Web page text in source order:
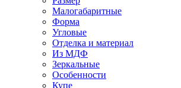
Малогабаритные
Форма
Угловые
Отделка и материал
Из МДФ
Зеркальные
Особенности
Купе